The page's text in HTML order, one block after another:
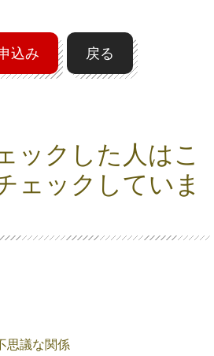
込み 戻る
ックした人はこ
ェックしていま
思議な関係